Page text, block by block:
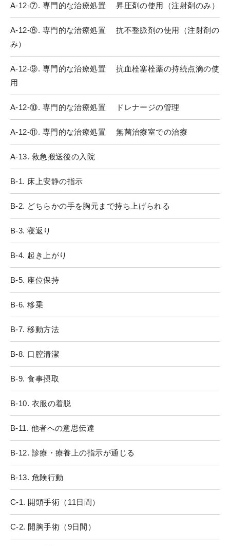
A-12-⑦. 専門的な治療処置 昇圧剤の使用（注射剤のみ）
A-12-⑧. 専門的な治療処置 抗不整脈剤の使用（注射剤の
み）
A-12-⑨. 専門的な治療処置 抗血栓塞栓薬の持続点滴の使
用
A-12-⑩. 専門的な治療処置 ドレナージの管理
A-12-⑪. 専門的な治療処置 無菌治療室での治療
A-13. 救急搬送後の入院
B-1. 床上安静の指示
B-2. どちらかの手を胸元まで持ち上げられる
B-3. 寝返り
B-4. 起き上がり
B-5. 座位保持
B-6. 移乗
B-7. 移動方法
B-8. 口腔清潔
B-9. 食事摂取
B-10. 衣服の着脱
B-11. 他者への意思伝達
B-12. 診療・療養上の指示が通じる
B-13. 危険行動
C-1. 開頭手術（11日間）
C-2. 開胸手術（9日間）